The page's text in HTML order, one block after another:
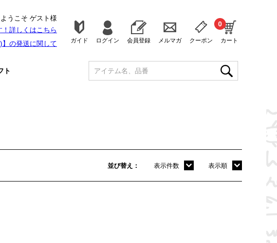
ようこそ ゲスト様
！詳しくはこちら
の発送に関して
ガイド ログイン 会員登録 メルマガ クーポン カート
0
ト
並び替え 表示件数 表示順